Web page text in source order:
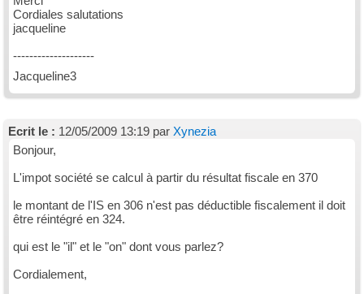
Cordiales salutations
jacqueline
--------------------
Jacqueline3
Ecrit le : 12/05/2009 13:19 par Xynezia
Bonjour,
L'impot société se calcul à partir du résultat fiscale en 370
le montant de l'IS en 306 n'est pas déductible fiscalement il doit
être réintégré en 324.
qui est le "il" et le "on" dont vous parlez?
Cordialement,